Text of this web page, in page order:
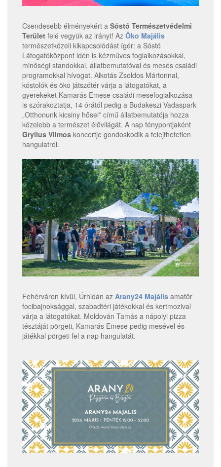
Csendesebb élményekért a Sóstó Természetvédelmi
Terület felé vegyük az irányt! Az Öko Majális
természetközeli kikapcsolódást ígér: a Sóstó
Látogatóközpont idén is kézműves foglalkozásokkal,
minőségi standokkal, állatbemutatóval és mesés családi
programokkal hívogat. Alkotás Zsoldos Mártonnal,
kóstolók és öko játszótér várja a látogatókat, a
gyerekeket Kamarás Emese családi mesefoglalkozása
is szórakoztatja, 14 órától pedig a Budakeszi Vadaspark
„Otthonunk kicsiny hősei” című állatbemutatója hozza
közelebb a természet élővilágát. A nap fénypontjaként
Gryllus Vilmos koncertje gondoskodik a felejthetetlen
hangulatról.
Fehérváron kívül, Úrhidán az Arany24 Majális amatőr
focibajnoksággal, szabadtéri játékokkal és kertmozival
várja a látogatókat. Moldován Tamás a nápolyi pizza
tésztáját pörgeti, Kamarás Emese pedig mesével és
játékkal pörgeti fel a nap hangulatát.